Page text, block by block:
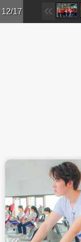
Skip to main content
12/17